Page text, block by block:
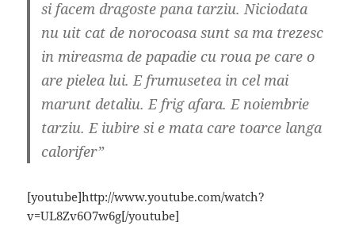
si facem dragoste pana tarziu. Niciodata
nu uit cat de norocoasa sunt sa ma trezesc
in mireasma de papadie cu roua pe care o
are pielea lui. E frumusetea in cel mai
marunt detaliu. E frig afara. E noiembrie
tarziu. E iubire si e mata care toarce langa
calorifer”
[youtube]http://www.youtube.com/watch?
v=UL8Zv6O7w6g[/youtube]